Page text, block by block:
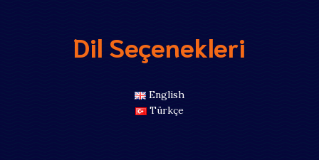
Dil Seçenekleri
English
Türkçe